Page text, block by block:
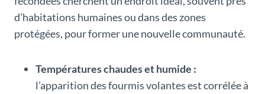
d’habitations humaines ou dans des zones
protégées, pour former une nouvelle communauté.
Températures chaudes et humide :
l’apparition des fourmis volantes est corrélée à